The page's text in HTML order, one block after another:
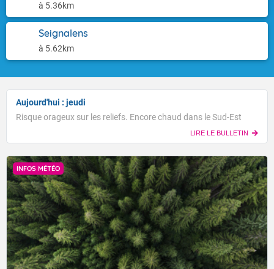
à 5.36km
Seignalens
à 5.62km
Aujourd'hui : jeudi
Risque orageux sur les reliefs. Encore chaud dans le Sud-Est
LIRE LE BULLETIN
INFOS MÉTÉO